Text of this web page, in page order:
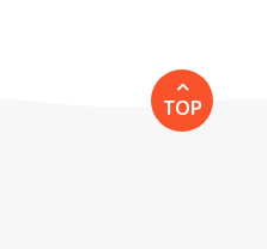
TOP